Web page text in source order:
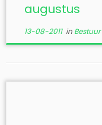
augustus
13-08-2011in Bestuur